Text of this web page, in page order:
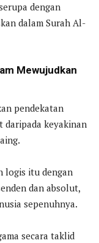
dengan
dalam Surah Al-
Mewujudkan
pendekatan
daripada keyakinan
logis itu dengan
dan absolut,
sepenuhnya.
secara taklid